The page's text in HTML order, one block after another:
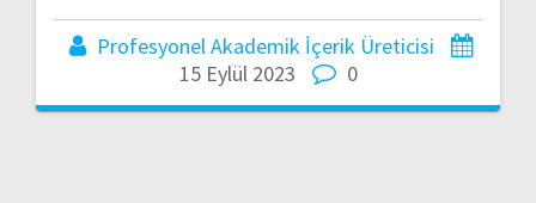
Profesyonel Akademik İçerik Üreticisi
15 Eylül 2023
0